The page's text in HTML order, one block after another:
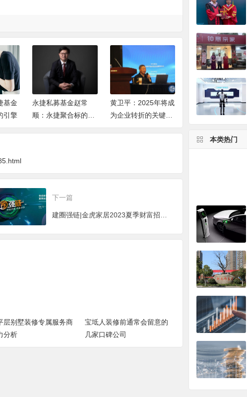
基金
引擎
永捷私募基金赵常
顺：永捷聚合标的投
资密码，速看！
黄卫平：2025年将成
为企业转折的关键一
年
八年磨一剑！协通会
团队智慧资本领航
下一篇
层别墅装修专属服务商
分析
宝坻人装修前通常会留意的
几家口碑公司
本类热门